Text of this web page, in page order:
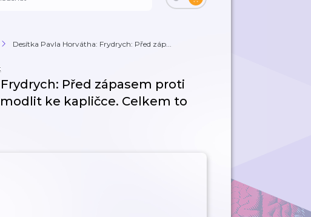
Desítka Pavla Horvátha: Frydrych: Před záp...
Před zápasem proti
ke kapličce. Celkem to